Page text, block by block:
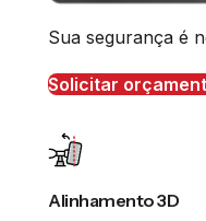
Sua segurança é
Solicitar
Alinhamento 3D